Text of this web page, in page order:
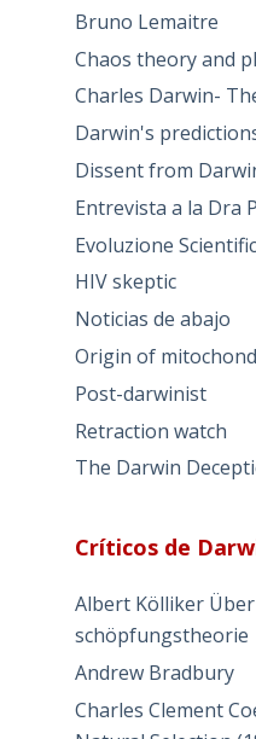
Bruno Lemaitre
Chaos theory and
Charles Darwin-
Darwin's
Dissent from
Entrevista a la Dra
Evoluzione
HIV skeptic
Noticias de abajo
Origin of
Post-darwinist
Retraction watch
The Darwin
Críticos de
Albert Kölliker
schöpfungstheorie
Andrew Bradbury
Charles Clement